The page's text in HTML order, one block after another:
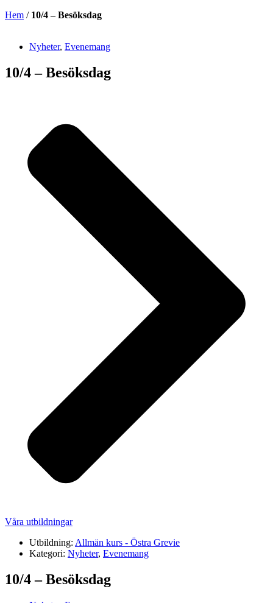
Hem / 10/4 – Besöksdag
Nyheter, Evenemang
10/4 – Besöksdag
Våra utbildningar
Utbildning: Allmän kurs - Östra Grevie
Kategori: Nyheter, Evenemang
10/4 – Besöksdag